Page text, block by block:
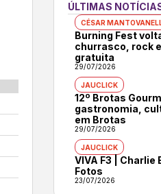
ÚLTIMAS
CÉSAR
Burning Fest
churrasco, rock
gratuita
29/07/2026
JAUCLICK
12º Brotas
gastronomia,
em Brotas
29/07/2026
JAUCLICK
VIVA F3 | Charlie
Fotos
23/07/2026